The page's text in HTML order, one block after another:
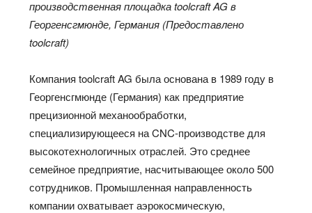
производственная площадка toolcraft AG в
Георгенсгмюнде, Германия (Предоставлено
toolcraft)
Компания toolcraft AG была основана в 1989 году в
Георгенсгмюнде (Германия) как предприятие
прецизионной механообработки,
специализирующееся на CNC-производстве для
высокотехнологичных отраслей. Это среднее
семейное предприятие, насчитывающее около 500
сотрудников. Промышленная направленность
компании охватывает аэрокосмическую,